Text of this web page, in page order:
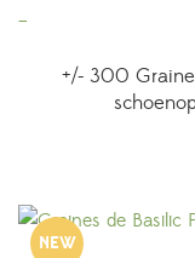
+/- 300
NEW